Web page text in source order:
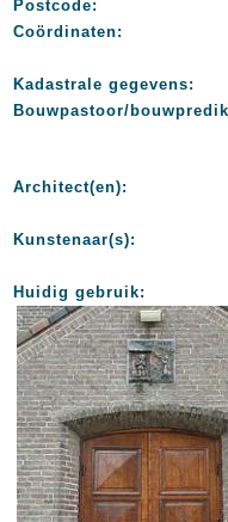
Postcode:
Coördinaten:
Kadastrale gegevens:
Bouwpastoor/
Architect(en):
Kunstenaar(s):
Huidig gebruik: